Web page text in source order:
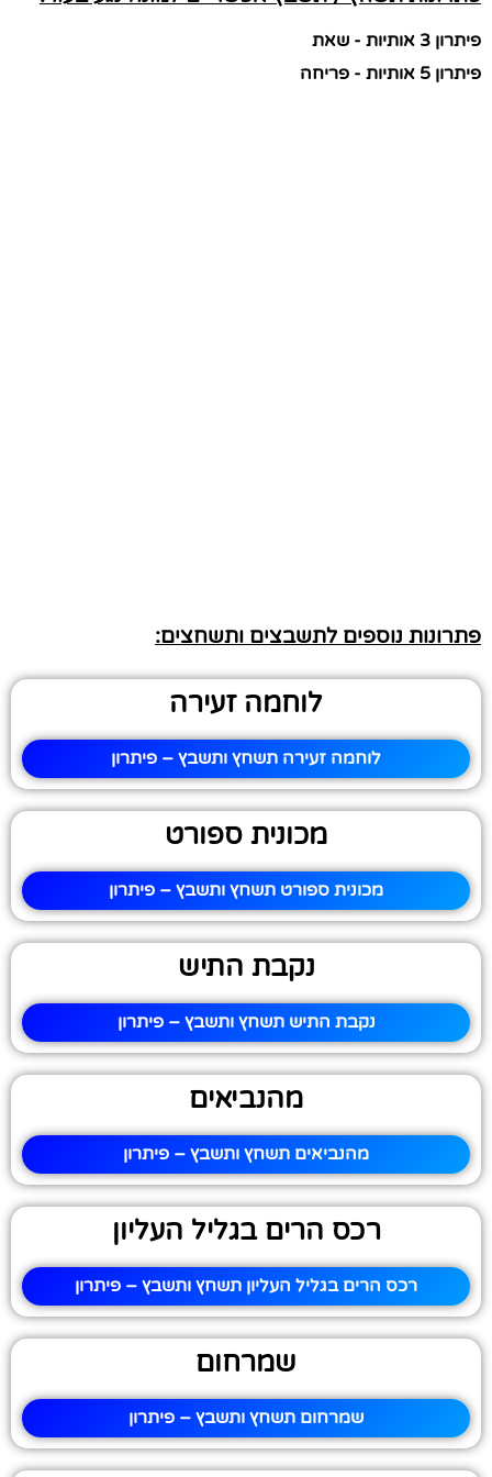
פיתרון 3 אותיות - שאת
פיתרון 5 אותיות - פריחה
פתרונות נוספים לתשבצים ותשחצים:
לוחמה זעירה
לוחמה זעירה תשחץ ותשבץ – פיתרון
מכונית ספורט
מכונית ספורט תשחץ ותשבץ – פיתרון
נקבת התיש
נקבת התיש תשחץ ותשבץ – פיתרון
מהנביאים
מהנביאים תשחץ ותשבץ – פיתרון
רכס הרים בגליל העליון
רכס הרים בגליל העליון תשחץ ותשבץ – פיתרון
שמרחום
שמרחום תשחץ ותשבץ – פיתרון